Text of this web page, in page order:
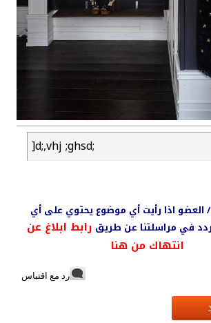
]d;,vhj ;ghsd;
/ العضو اذا رأيت أي موضوع يحتوي على أي
في مراسلتنا عن طريق رابط ابلاغ عن
انتهاك من هنا
رد مع اقتباس